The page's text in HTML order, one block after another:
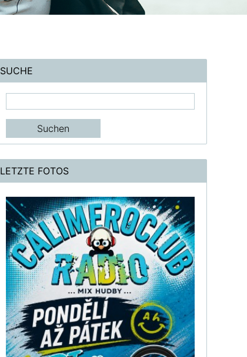
SUCHE
LETZTE FOTOS